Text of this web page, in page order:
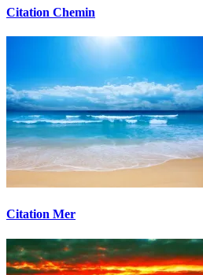
Citation Chemin
Citation Mer